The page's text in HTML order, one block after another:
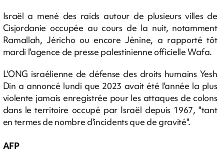
Israël a mené des raids autour de plusieurs villes de
Cisjordanie occupée au cours de la nuit, notamment
Ramallah, Jéricho ou encore Jénine, a rapporté tôt
mardi l'agence de presse palestinienne officielle Wafa.
L'ONG israélienne de défense des droits humains Yesh
Din a annoncé lundi que 2023 avait été l'année la plus
violente jamais enregistrée pour les attaques de colons
dans le territoire occupé par Israël depuis 1967, "tant
en termes de nombre d'incidents que de gravité".
AFP